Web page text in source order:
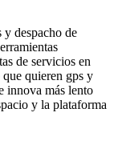
y despacho de
de servicios en
quieren gps y
innova más lento
y la plataforma